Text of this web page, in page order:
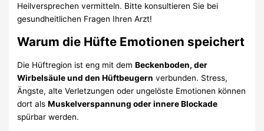
Heilversprechen vermitteln. Bitte konsultieren Sie bei
gesundheitlichen Fragen Ihren Arzt!
Warum die Hüfte Emotionen speichert
Die Hüftregion ist eng mit demBeckenboden, der
Wirbelsäule und den Hüftbeugern verbunden. Stress,
Ängste, alte Verletzungen oder ungelöste Emotionen können
dort alsMuskelverspannung oder innere Blockade
spürbar werden.